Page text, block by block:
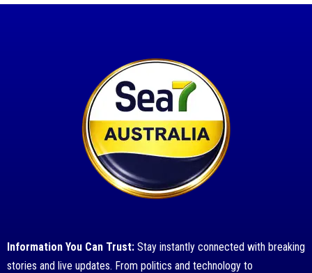
Information You Can Trust: Stay instantly connected with breaking
stories and live updates. From politics and technology to